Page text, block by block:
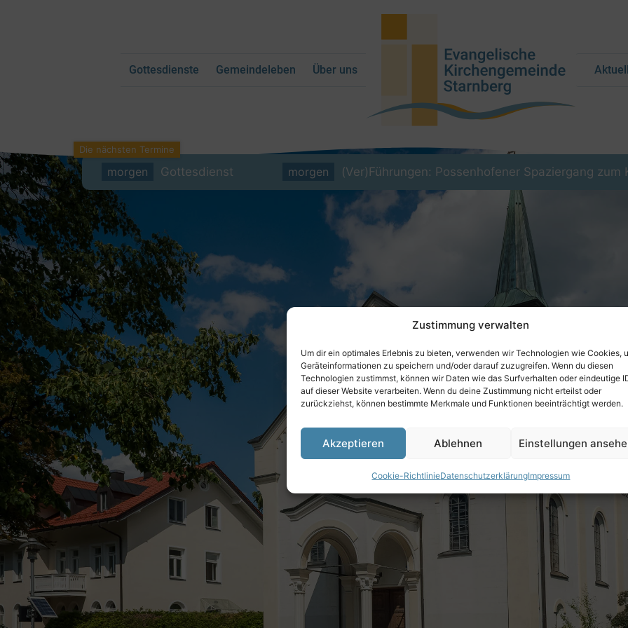
Zustimmung verwalten
Um dir ein optimales Erlebnis zu bieten, verwenden wir Technologien wie Cookies,
Geräteinformationen zu speichern und/oder darauf zuzugreifen. Wenn du diesen
Technologien zustimmst, können wir Daten wie das Surfverhalten oder eindeutige
auf dieser Website verarbeiten. Wenn du deine Zustimmung nicht erteilst oder
zurückziehst, können bestimmte Merkmale und Funktionen beeinträchtigt werden.
Akzeptieren Ablehnen Einstellungen
Cookie-RichtlinieDatenschutzerklärungImpressum
Gottesdienste Gemeindeleben Über uns
morgen Gottesdienst morgen (Ver)Führungen: Possenhofener Spaziergang